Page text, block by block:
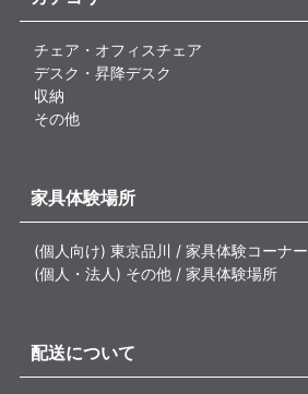
チェア・オフィスチェア
デスク・昇降デスク
収納
その他
家具体験場所
(個人向け) 東京品川 / 家具体験コーナー
(個人・法人) その他 / 家具体験場所
配送について